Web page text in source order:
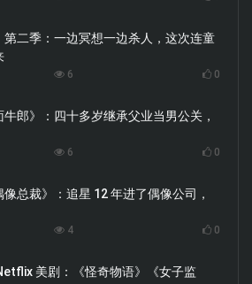
第二季：一边冥想一边杀人，这次连童
6 0
郎》：四十多岁继承父业当男公关，
6 0
总裁》：追星 12 年进了偶像公司，
4 0
美剧：《怪奇物语》《女子监